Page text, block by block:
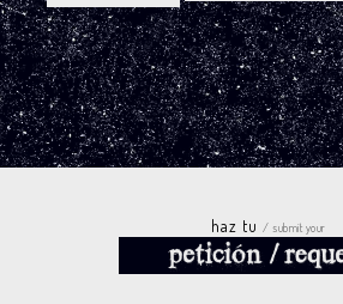
haz tu/ submit your